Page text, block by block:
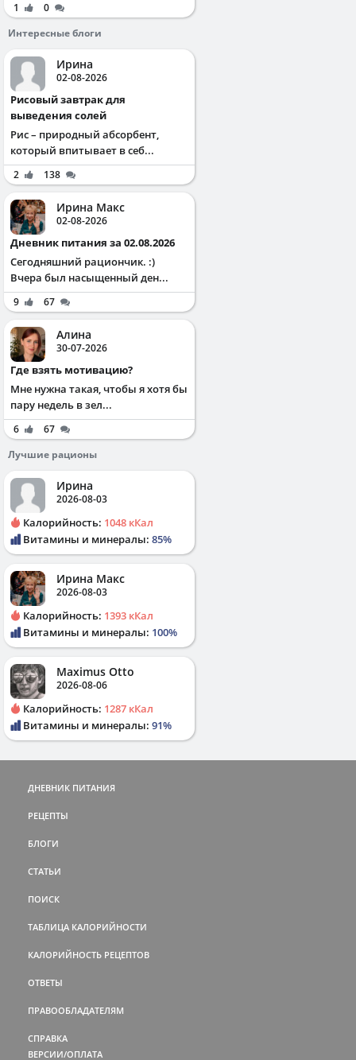
1
0
Интересные блоги
Ирина
02-08-2026
Рисовый завтрак для
выведения солей
Рис – природный абсорбент,
который впитывает в себ...
2 138
Ирина Макс
02-08-2026
Дневник питания за 02.08.2026
Сегодняшний рациончик. :)
Вчера был насыщенный ден...
9 67
Алина
30-07-2026
Где взять мотивацию?
Мне нужна такая, чтобы я хотя бы
пару недель в зел...
6
67
Лучшие рационы
Ирина
2026-08-03
Калорийность: 1048 кКал
Витамины и минералы: 85%
Ирина Макс
2026-08-03
Калорийность: 1393 кКал
Витамины и минералы: 100%
Maximus Otto
2026-08-06
Калорийность: 1287 кКал
Витамины и минералы: 91%
ДНЕВНИК ПИТАНИЯ
РЕЦЕПТЫ
БЛОГИ
СТАТЬИ
ПОИСК
ТАБЛИЦА КАЛОРИЙНОСТИ
КАЛОРИЙНОСТЬ РЕЦЕПТОВ
ОТВЕТЫ
ПРАВООБЛАДАТЕЛЯМ
СПРАВКА
ВЕРСИИ/ОПЛАТА